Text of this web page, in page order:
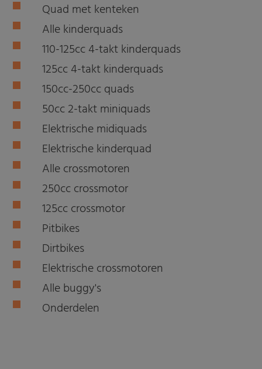
Quad met kenteken
Alle kinderquads
110-125cc 4-takt kinderquads
125cc 4-takt kinderquads
150cc-250cc quads
50cc 2-takt miniquads
Elektrische midiquads
Elektrische kinderquad
Alle crossmotoren
250cc crossmotor
125cc crossmotor
Pitbikes
Dirtbikes
Elektrische crossmotoren
Alle buggy's
Onderdelen